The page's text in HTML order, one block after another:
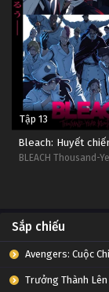
Tập 13
Bleach: Huyết
BLEACH Thousand-
Sắp chiếu
Avengers: Cuộc
Trưởng Thành Lên